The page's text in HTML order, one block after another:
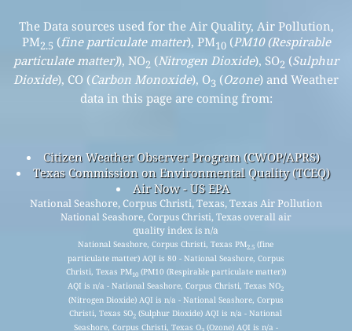
The Data sources used for the Air Quality, Air Pollution,
PM2.5 (fine particulate matter), PM10(PM10 (Respirable
particulate matter)), NO2 (Nitrogen Dioxide), SO2 (Sulphur
Dioxide), CO (Carbon Monoxide), O3 (Ozone) and Weather
data in this page are coming from:
Citizen Weather Observer Program (CWOP/APRS)
Texas Commission on Environmental Quality (TCEQ)
Air Now - US EPA
National Seashore, Corpus Christi, Texas, Texas Air Pollution
National Seashore, Corpus Christi, Texas overall air
quality index is n/a
National Seashore, Corpus Christi, Texas PM2.5 (fine
particulate matter) AQI is 80 - National Seashore, Corpus
Christi, Texas PM10(PM10 (Respirable particulate matter))
AQI is n/a - National Seashore, Corpus Christi, Texas NO2
(Nitrogen Dioxide) AQI is n/a - National Seashore, Corpus
Christi, Texas SO2 (Sulphur Dioxide) AQI is n/a - National
Seashore, Corpus Christi, Texas O (Ozone) AQI is n/a -